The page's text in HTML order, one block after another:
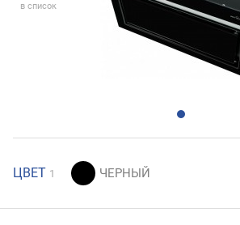
в список
ЦВЕТ 1